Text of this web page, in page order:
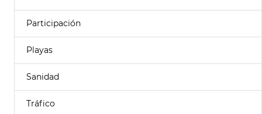
Participación
Playas
Sanidad
Tráfico